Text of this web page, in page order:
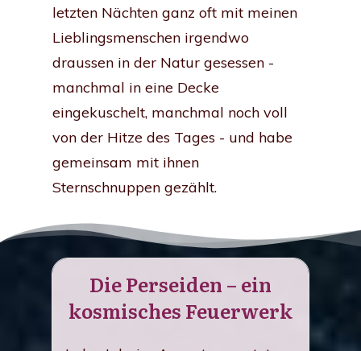
letzten Nächten ganz oft mit meinen
Lieblingsmenschen irgendwo
draussen in der Natur gesessen -
manchmal in eine Decke
eingekuschelt, manchmal noch voll
von der Hitze des Tages - und habe
gemeinsam mit ihnen
Sternschnuppen gezählt.
Die Perseiden – ein
kosmisches Feuerwerk